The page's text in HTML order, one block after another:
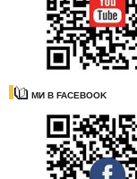
МИ В FACEBOOK